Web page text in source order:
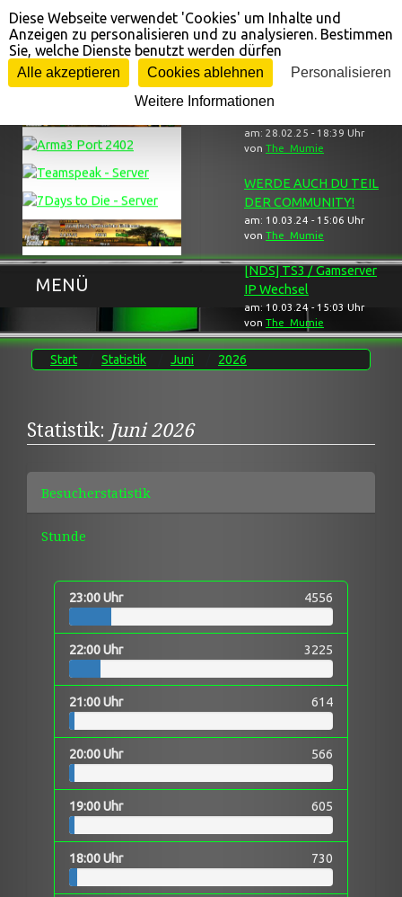
Gameserver ... ... Neuigkeiten
am: 28.02.25 - 18:39 Uhr
von The_Mumie
WERDE AUCH DU TEIL
DER COMMUNITY!
am: 10.03.24 - 15:06 Uhr
von The_Mumie
[NDS] TS3 / Gamserver
IP Wechsel
am: 10.03.24 - 15:03 Uhr
von The_Mumie
MENÜ
Start Statistik Juni 2026
Statistik: Juni 2026
Besucherstatistik
Stunde
23:00 Uhr 4556
22:00 Uhr 3225
21:00 Uhr 614
20:00 Uhr 566
19:00 Uhr 605
18:00 Uhr 730
Cookie-Einstellungen
Diese Webseite verwendet 'Cookies' um Inhalte und
Anzeigen zu personalisieren und zu analysieren. Bestimmen
Sie, welche Dienste benutzt werden dürfen
Alle akzeptieren Cookies ablehnen
Personalisieren
Weitere Informationen